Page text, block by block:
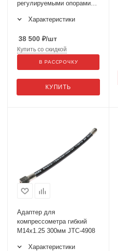
регулируемыми опорами
Характеристики
38 500 ₽/шт
КУПИТЬ
Купить со скидкой
В РАССРОЧКУ
Адаптер для
компрессометра гибкий
М14х1.25 300мм JTC-4908
Характеристики